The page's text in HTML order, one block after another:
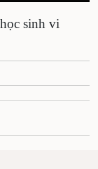
sinh vi